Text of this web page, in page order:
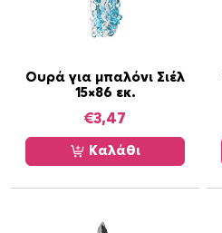
Ουρά για μπαλόνι Σιέλ
15×86 εκ.
€3,47
Καλάθι